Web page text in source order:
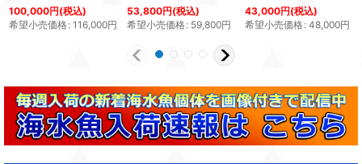
100,000円(税込)
希望小売価格: 116,000円
53,800円(税込)
希望小売価格: 59,800円
43,000円(税込)
希望小売価格: 48,000円